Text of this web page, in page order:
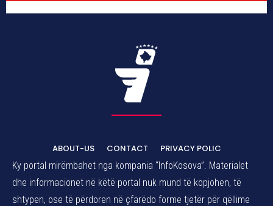
ABOUT-US CONTACT
PRIVACY POLIC
Ky portal mirëmbahet nga kompania “InfoKosova”. Materialet
dhe informacionet në këtë portal nuk mund të kopjohen, të
shtypen, ose të përdoren në çfarëdo forme tjetër për qëllime